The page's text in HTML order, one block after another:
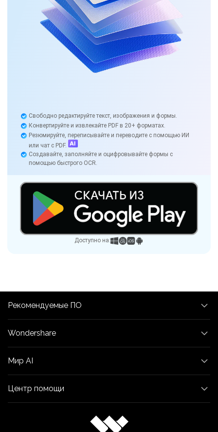
Свободно редактируйте текст, изображения и формы.
Конвертируйте и извлекайте PDF в 20+ форматах.
Резюмируйте, переписывайте и переводите с помощью ИИ
или чат с PDF.
Создавайте, заполняйте и оцифровывайте формы с
помощью быстрого OCR.
Доступно на:
Рекомендуемые ПО
Wondershare
Мир AI
Центр помощи